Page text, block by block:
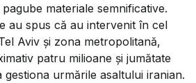
materiale semnificative.
au spus că au intervenit în cel
Aviv și zona metropolitană,
patru milioane și jumătate
urmările asaltului iranian.